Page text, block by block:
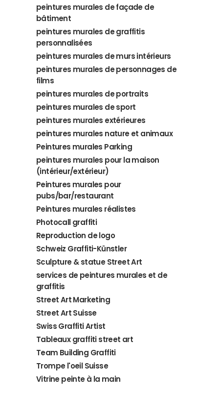
peintures murales de façade de
bâtiment
peintures murales de graffitis
personnalisées
peintures murales de murs intérieurs
peintures murales de personnages de
films
peintures murales de portraits
peintures murales de sport
peintures murales extérieures
peintures murales nature et animaux
Peintures murales Parking
peintures murales pour la maison
(intérieur/extérieur)
Peintures murales pour
pubs/bar/restaurant
Peintures murales réalistes
Photocall graffiti
Reproduction de logo
Schweiz Graffiti-Künstler
Sculpture & statue Street Art
services de peintures murales et de
graffitis
Street Art Marketing
Street Art Suisse
Swiss Graffiti Artist
Tableaux graffiti street art
Team Building Graffiti
Trompe l'oeil Suisse
Vitrine peinte à la main